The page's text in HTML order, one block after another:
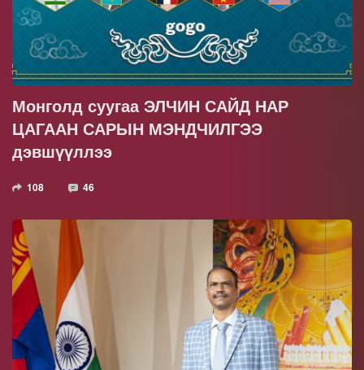
Монголд суугаа ЭЛЧИН САЙД НАР
ЦАГААН САРЫН МЭНДЧИЛГЭЭ
дэвшүүллээ
108 46